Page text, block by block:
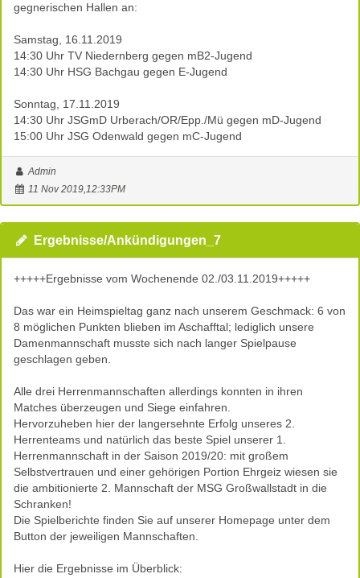
gegnerischen Hallen an:
Samstag, 16.11.2019
14:30 Uhr TV Niedernberg gegen mB2-Jugend
14:30 Uhr HSG Bachgau gegen E-Jugend
Sonntag, 17.11.2019
14:30 Uhr JSGmD Urberach/OR/Epp./Mü gegen mD-Jugend
15:00 Uhr JSG Odenwald gegen mC-Jugend
Admin
11 Nov 2019,12:33PM
Ergebnisse/Ankündigungen_7
+++++Ergebnisse vom Wochenende 02./03.11.2019+++++
Das war ein Heimspieltag ganz nach unserem Geschmack: 6 von
8 möglichen Punkten blieben im Aschafftal; lediglich unsere
Damenmannschaft musste sich nach langer Spielpause
geschlagen geben.
Alle drei Herrenmannschaften allerdings konnten in ihren
Matches überzeugen und Siege einfahren.
Hervorzuheben hier der langersehnte Erfolg unseres 2.
Herrenteams und natürlich das beste Spiel unserer 1.
Herrenmannschaft in der Saison 2019/20: mit großem
Selbstvertrauen und einer gehörigen Portion Ehrgeiz wiesen sie
die ambitionierte 2. Mannschaft der MSG Großwallstadt in die
Schranken!
Die Spielberichte finden Sie auf unserer Homepage unter dem
Button der jeweiligen Mannschaften.
Hier die Ergebnisse im Überblick: